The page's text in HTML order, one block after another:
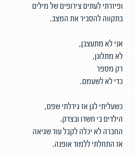
ופיזרתי לעתים צירופים של מילים
בתקווה להסביר את המצב.
אני לא מתעצבן,
לא מתלונן,
רק מספר
כדי לא לשעמם.
כשעליתי לגן אז גידלתי שפם,
הילדים בי חשדו ובצדק.
החברה לא יכלה לקבל עוד שגיאה
אז התחלתי ללמוד אופנה.